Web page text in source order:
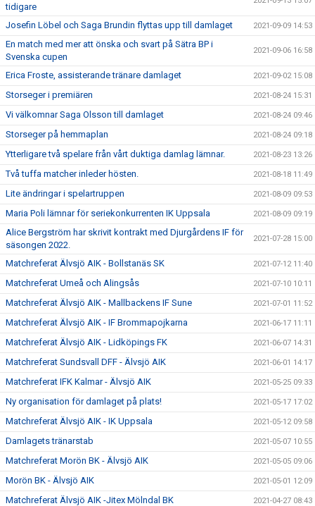
tidigare
Josefin Löbel och Saga Brundin flyttas upp till damlaget 2021-09-09 14:53
En match med mer att önska och svart på Sätra BP i
Svenska cupen
2021-09-06 16:58
Erica Froste, assisterande tränare damlaget 2021-09-02 15:08
Storseger i premiären 2021-08-24 15:31
Vi välkomnar Saga Olsson till damlaget 2021-08-24 09:46
Storseger på hemmaplan 2021-08-24 09:18
Ytterligare två spelare från vårt duktiga damlag lämnar. 2021-08-23 13:26
Två tuffa matcher inleder hösten. 2021-08-18 11:49
Lite ändringar i spelartruppen 2021-08-09 09:53
Maria Poli lämnar för seriekonkurrenten IK Uppsala 2021-08-09 09:19
Alice Bergström har skrivit kontrakt med Djurgårdens IF för
säsongen 2022.
2021-07-28 15:00
Matchreferat Älvsjö AIK - Bollstanäs SK 2021-07-12 11:40
Matchreferat Umeå och Alingsås 2021-07-10 10:11
Matchreferat Älvsjö AIK - Mallbackens IF Sune 2021-07-01 11:52
Matchreferat Älvsjö AIK - IF Brommapojkarna 2021-06-17 11:11
Matchreferat Älvsjö AIK - Lidköpings FK 2021-06-07 14:31
Matchreferat Sundsvall DFF - Älvsjö AIK 2021-06-01 14:17
Matchreferat IFK Kalmar - Älvsjö AIK 2021-05-25 09:33
Ny organisation för damlaget på plats! 2021-05-17 17:02
Matchreferat Älvsjö AIK - IK Uppsala 2021-05-12 09:58
Damlagets tränarstab 2021-05-07 10:55
Matchreferat Morön BK - Älvsjö AIK 2021-05-05 09:06
Morön BK - Älvsjö AIK 2021-05-01 12:09
Matchreferat Älvsjö AIK -Jitex Mölndal BK 2021-04-27 08:43